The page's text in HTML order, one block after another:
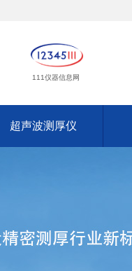
111仪器信息网
超声波测厚仪